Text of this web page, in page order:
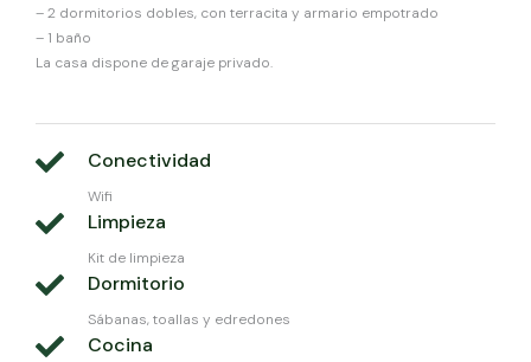
– 2 dormitorios dobles, con terracita y armario empotrado
– 1 baño
La casa dispone de garaje privado.
Conectividad
Wifi
Limpieza
Kit de limpieza
Dormitorio
Sábanas, toallas y edredones
Cocina